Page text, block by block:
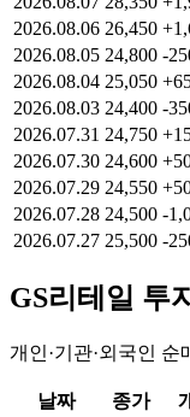
2026.08.06 26,450
2026.08.05 24,800 -
2026.08.04 25,050
2026.08.03 24,400 -
2026.07.31 24,750
2026.07.30 24,600
2026.07.29 24,550
2026.07.28 24,500 -
2026.07.27 25,500 -
GS리테일 투
개인·기관·외국인
날짜 종가